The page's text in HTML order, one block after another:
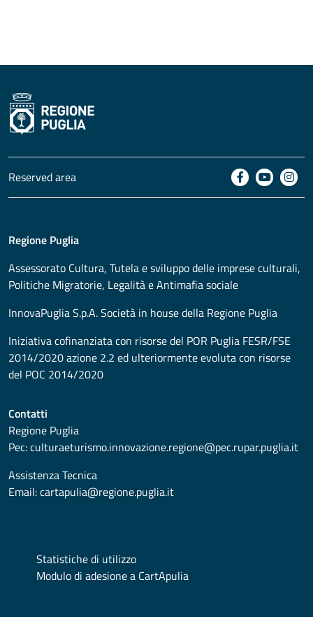
Reserved area
Regione Puglia
Assessorato Cultura, Tutela e sviluppo delle imprese culturali,
Politiche Migratorie, Legalità e Antimafia sociale
InnovaPuglia S.p.A. Società in house della Regione Puglia
Iniziativa cofinanziata con risorse del POR Puglia FESR/FSE
2014/2020 azione 2.2 ed ulteriormente evoluta con risorse
del POC 2014/2020
Contatti
Regione Puglia
Pec:culturaeturismo.innovazione.regione@pec.rupar.puglia.it
Assistenza Tecnica
Email:cartapulia@regione.puglia.it
Statistiche di utilizzo
Modulo di adesione a CartApulia